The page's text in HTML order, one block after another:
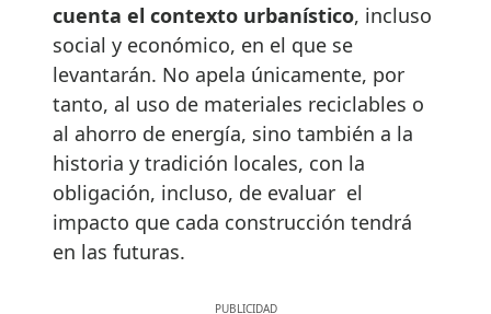
cuenta el contexto urbanístico, incluso
social y económico, en el que se
levantarán. No apela únicamente, por
tanto, al uso de materiales reciclables o
al ahorro de energía, sino también a la
historia y tradición locales, con la
obligación, incluso, de evaluar el
impacto que cada construcción tendrá
en las futuras.